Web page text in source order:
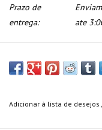
Prazo de
entrega:
ate
Adicionar à lista de desejos